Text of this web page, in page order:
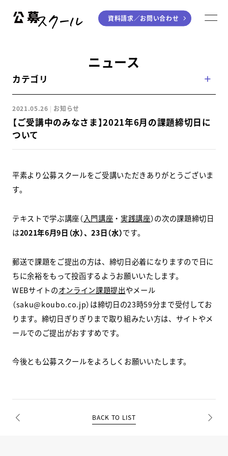
ジャンルから探す
小説
エッセイ
童話
ライティング
音楽（作詞・作曲）
アート・絵本
デジタル講座
個別指南講座
スクールマガジン
コンセプト
受講の流れ
ニュース
資料請求／お問い合わせ
資料請求／お問い合わせ
オンライン課題提出
ニュース
カテゴリ
2021.05.26 お知らせ
【ご受講中のみなさま】2021年6月の課題締切日に
ついて
平素より公募スクールをご受講いただきありがとうございま
す。
テキストで学ぶ講座（入門講座 ・ 実践講座）の次の課題締切日
は2021年6月9日（水）、23日（水）です。
郵送で課題をご提出の方は、締切日必着になりますので日に
ちに余裕をもって投函するようお願いいたします。
WEBサイトのオンライン課題提出やメール
（saku@koubo.co.jp）は締切日の23時59分まで受付してお
ります。締切日ぎりぎりまで取り組みたい方は、サイトやメ
ールでのご提出がおすすめです。
今後とも公募スクールをよろしくお願いいたします。
BACK TO LIST